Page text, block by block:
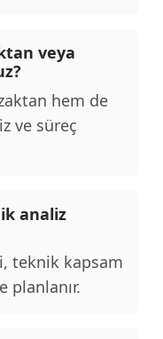
veya
hem de
ve süreç
analiz
teknik kapsam
planlanır.